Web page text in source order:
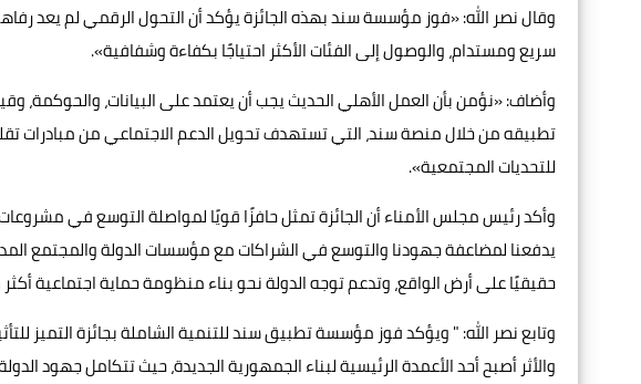
وقال نصر الله: «فوز مؤسسة سند بهذه الجائزة يؤكد أن التحول الرقمي لم يعد
سريع ومستدام، والوصول إلى الفئات الأكثر احتياجًا بكفاءة وشفافية».
وأضاف: «نؤمن بأن العمل الأهلي الحديث يجب أن يعتمد على البيانات، والحوكمة،
تطبيقه من خلال منصة سند، التي تستهدف تحويل الدعم الاجتماعي من مبادرات
للتحديات المجتمعية».
وأكد رئيس مجلس الأمناء أن الجائزة تمثل حافزًا قويًا لمواصلة التوسع في مشروعات
يدفعنا لمضاعفة جهودنا والتوسع في الشراكات مع مؤسسات الدولة والمجتمع
حقيقيًا على أرض الواقع، وتدعم توجه الدولة نحو بناء منظومة حماية اجتماعية
وتابع نصر الله: " ويؤكد فوز مؤسسة تطبيق سند للتنمية الشاملة بجائزة التميز
والأثر أصبح أحد الأعمدة الرئيسية لبناء الجمهورية الجديدة، حيث تتكامل جهود